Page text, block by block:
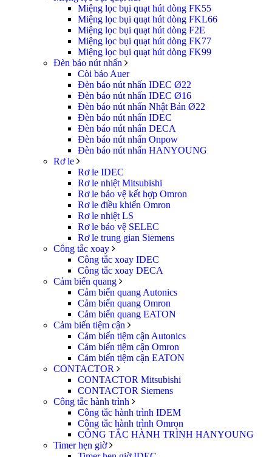
Miệng lọc bụi quạt hút dòng FK55
Miệng lọc bụi quạt hút dòng FKL66
Miệng lọc bụi quạt hút dòng F2E
Miệng lọc bụi quạt hút dòng FK77
Miệng lọc bụi quạt hút dòng FK99
Đèn báo nút nhấn
Còi báo Auer
Đèn báo nút nhấn IDEC Ø22
Đèn báo nút nhấn IDEC Ø16
Đèn báo nút nhấn Nhật Bản Ø22
Đèn báo nút nhấn IDEC
Đèn báo nút nhấn DECA
Đèn báo nút nhấn Onpow
Đèn báo nút nhấn HANYOUNG
Rơ le
Rơ le IDEC
Rơ le nhiệt Mitsubishi
Rơ le bảo vệ kết hợp Omron
Rơ le điều khiển Omron
Rơ le nhiệt LS
Rơ le bảo vệ SELEC
Rơ le trung gian Siemens
Công tắc xoay
Công tắc xoay IDEC
Công tắc xoay DECA
Cảm biến quang
Cảm biến quang Autonics
Cảm biến quang Omron
Cảm biến quang EATON
Cảm biến tiệm cận
Cảm biến tiệm cận Autonics
Cảm biến tiệm cận Omron
Cảm biến tiệm cận EATON
CONTACTOR
CONTACTOR Mitsubishi
CONTACTOR Siemens
Công tắc hành trình
Công tắc hành trình IDEM
Công tắc hành trình Omron
CÔNG TẮC HÀNH TRÌNH HANYOUNG
Timer hẹn giờ